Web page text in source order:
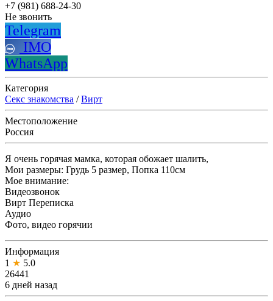
+7 (981) 688-24-30
Не звонить
Telegram
IMO
WhatsApp
Категория
Секс знакомства /Вирт
Местоположение
Россия
Я очень горячая мамка, которая обожает шалить,
Мои размеры: Грудь 5 размер, Попка 110см
Мое внимание:
Видеозвонок
Вирт Переписка
Аудио
Фото, видео горячии
Информация
1 ★ 5.0
26441
6 дней назад